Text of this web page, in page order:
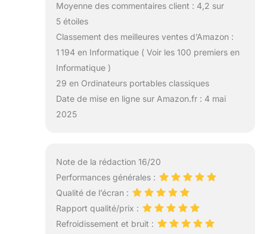
Moyenne des commentaires client : 4,2 sur
5 étoiles
Classement des meilleures ventes d’Amazon :
1 194 en Informatique ( Voir les 100 premiers en
Informatique )
29 en Ordinateurs portables classiques
Date de mise en ligne sur Amazon.fr : 4 mai
2025
Note de la rédaction 16/20
Performances générales :
Qualité de l’écran :
Rapport qualité/prix :
Refroidissement et bruit :